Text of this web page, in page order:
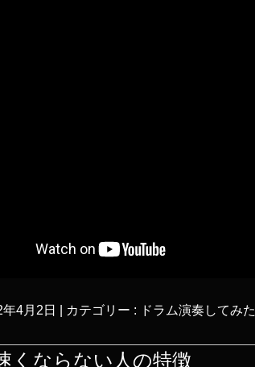
4月2日 カテゴリー : ドラム演奏してみた
くならない人の特徴